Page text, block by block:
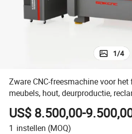
1/4
Zware CNC-freesmachine voor
meubels, hout, deurproductie,
acryl snijden, aluminium en metaal
US$ 8.500,00-
1 instellen (MOQ)